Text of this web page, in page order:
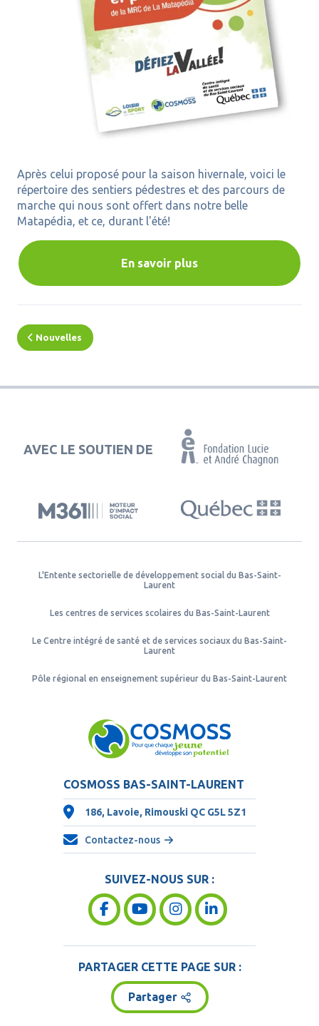
Après celui proposé pour la saison hivernale, voici le
répertoire des sentiers pédestres et des parcours de
marche qui nous sont offert dans notre belle
Matapédia, et ce, durant l'été!
En savoir plus
Nouvelles
AVEC LE SOUTIEN DE
L'Entente sectorielle de développement social du Bas-Saint-
Laurent
Les centres de services scolaires du Bas-Saint-Laurent
Le Centre intégré de santé et de services sociaux du Bas-Saint-
Laurent
Pôle régional en enseignement supérieur du Bas-Saint-Laurent
COSMOSS BAS-SAINT-LAURENT
186, Lavoie, Rimouski QC G5L 5Z1
Contactez-nous
SUIVEZ-NOUS SUR :
PARTAGER CETTE PAGE SUR :
Partager